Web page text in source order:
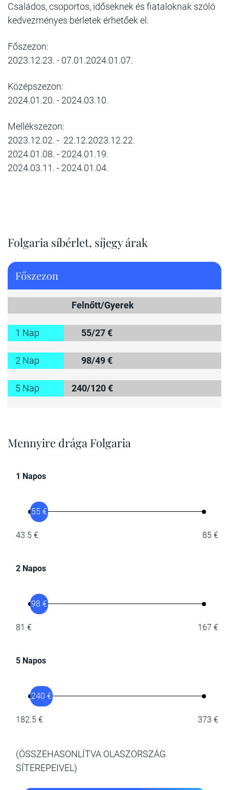
Családos, csoportos, időseknek és fiataloknak szóló
kedvezményes bérletek érhetőek el.
Főszezon:
2023.12.23. - 07.01.2024.01.07.
Középszezon:
2024.01.20. - 2024.03.10.
Mellékszezon:
2023.12.02. - 22.12.2023.12.22.
2024.01.08. - 2024.01.19.
2024.03.11. - 2024.01.04.
Folgaria síbérlet, síjegy árak
Főszezon
Felnőtt/Gyerek
1 Nap 55/27 €
2 Nap 98/49 €
5 Nap 240/120 €
Mennyire drága Folgaria
1 Napos
43.5 €
55 €
85 €
2 Napos
81 €
98 €
167 €
5 Napos
182.5 €
240 €
373 €
(ÖSSZEHASONLÍTVA OLASZORSZÁG
SÍTEREPEIVEL)